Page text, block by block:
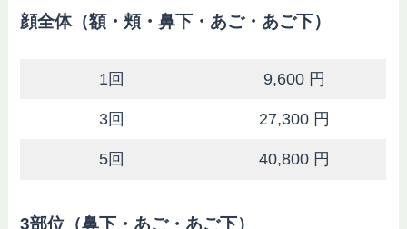
顔全体（額・頬・鼻下・あご・あご下）
1回 9,600 円
3回 27,300 円
5回 40,800 円
3部位（鼻下・あご・あご下）